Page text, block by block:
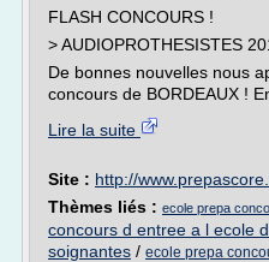
FLASH CONCOURS !
> AUDIOPROTHESISTES
De bonnes nouvelles nous
concours de BORDEAUX !
Lire la suite
Site : http://
Thèmes liés : ecole prepa
concours d entree a l ecole
soignantes / ecole prepa